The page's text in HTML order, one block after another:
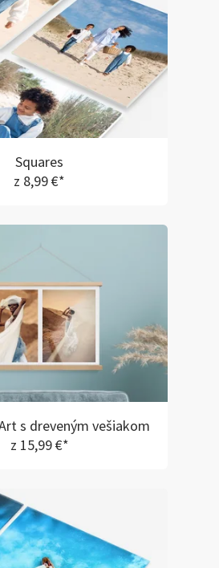
Squares
z 8,99 €*
s dreveným vešiakom
z 15,99 €*